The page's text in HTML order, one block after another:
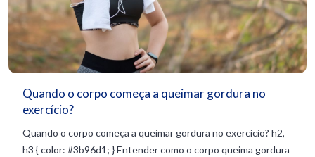
Quando o corpo começa a queimar gordura no
exercício?
Quando o corpo começa a queimar gordura no exercício? h2,
h3 { color: #3b96d1; } Entender como o corpo queima gordura